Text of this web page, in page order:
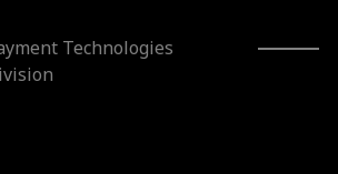
Technologies